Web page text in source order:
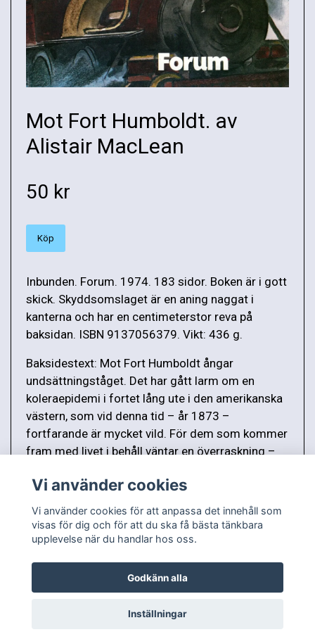
Mot Fort Humboldt. av
Alistair MacLean
50 kr
Köp
Inbunden. Forum. 1974. 183 sidor. Boken är i gott
skick. Skyddsomslaget är en aning naggat i
kanterna och har en centimeterstor reva på
baksidan. ISBN 9137056379. Vikt: 436 g.
Baksidestext: Mot Fort Humboldt ångar
undsättningståget. Det har gått larm om en
koleraepidemi i fortet lång ute i den amerikanska
västern, som vid denna tid – år 1873 –
fortfarande är mycket vild. För dem som kommer
fram med livet i behåll väntar en överraskning –
© Copyright 2026 Antikvariat Bokluntan
Vi använder cookies
Vi använder cookies för att anpassa det innehåll som
visas för dig och för att du ska få bästa tänkbara
upplevelse när du handlar hos oss.
Godkänn alla
Inställningar